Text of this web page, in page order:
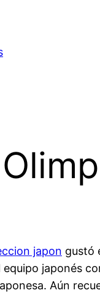
japon gustó
equipo japonés
Aún